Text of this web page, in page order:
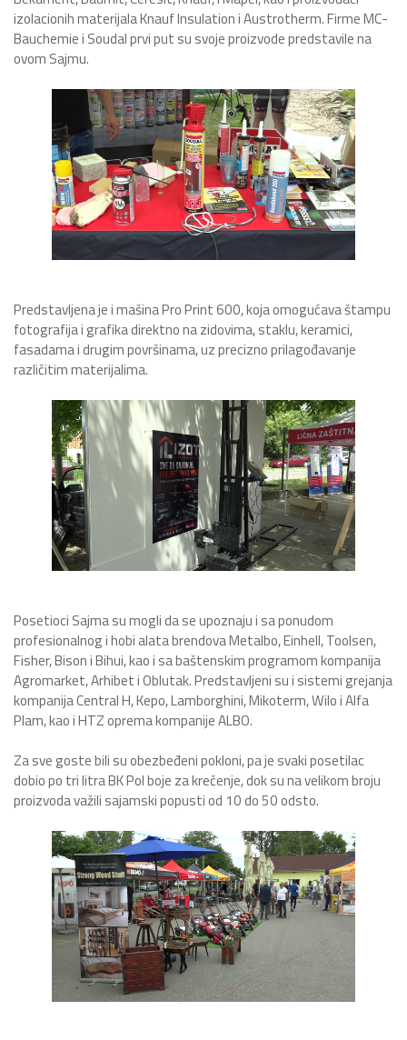
izolacionih materijala Knauf Insulation i Austrotherm. Firme MC-
Bauchemie i Soudal prvi put su svoje proizvode predstavile na
ovom Sajmu.
Predstavljena je i mašina Pro Print 600, koja omogućava štampu
fotografija i grafika direktno na zidovima, staklu, keramici,
fasadama i drugim površinama, uz precizno prilagođavanje
različitim materijalima.
Posetioci Sajma su mogli da se upoznaju i sa ponudom
profesionalnog i hobi alata brendova Metalbo, Einhell, Toolsen,
Fisher, Bison i Bihui, kao i sa baštenskim programom kompanija
Agromarket, Arhibet i Oblutak. Predstavljeni su i sistemi grejanja
kompanija Central H, Kepo, Lamborghini, Mikoterm, Wilo i Alfa
Plam, kao i HTZ oprema kompanije ALBO.
Za sve goste bili su obezbeđeni pokloni, pa je svaki posetilac
dobio po tri litra BK Pol boje za krečenje, dok su na velikom broju
proizvoda važili sajamski popusti od 10 do 50 odsto.